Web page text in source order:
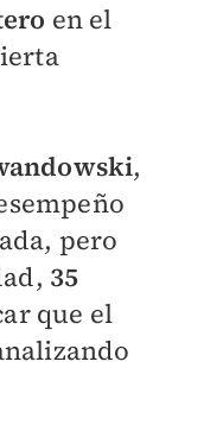
en el
,
pero
35
que el